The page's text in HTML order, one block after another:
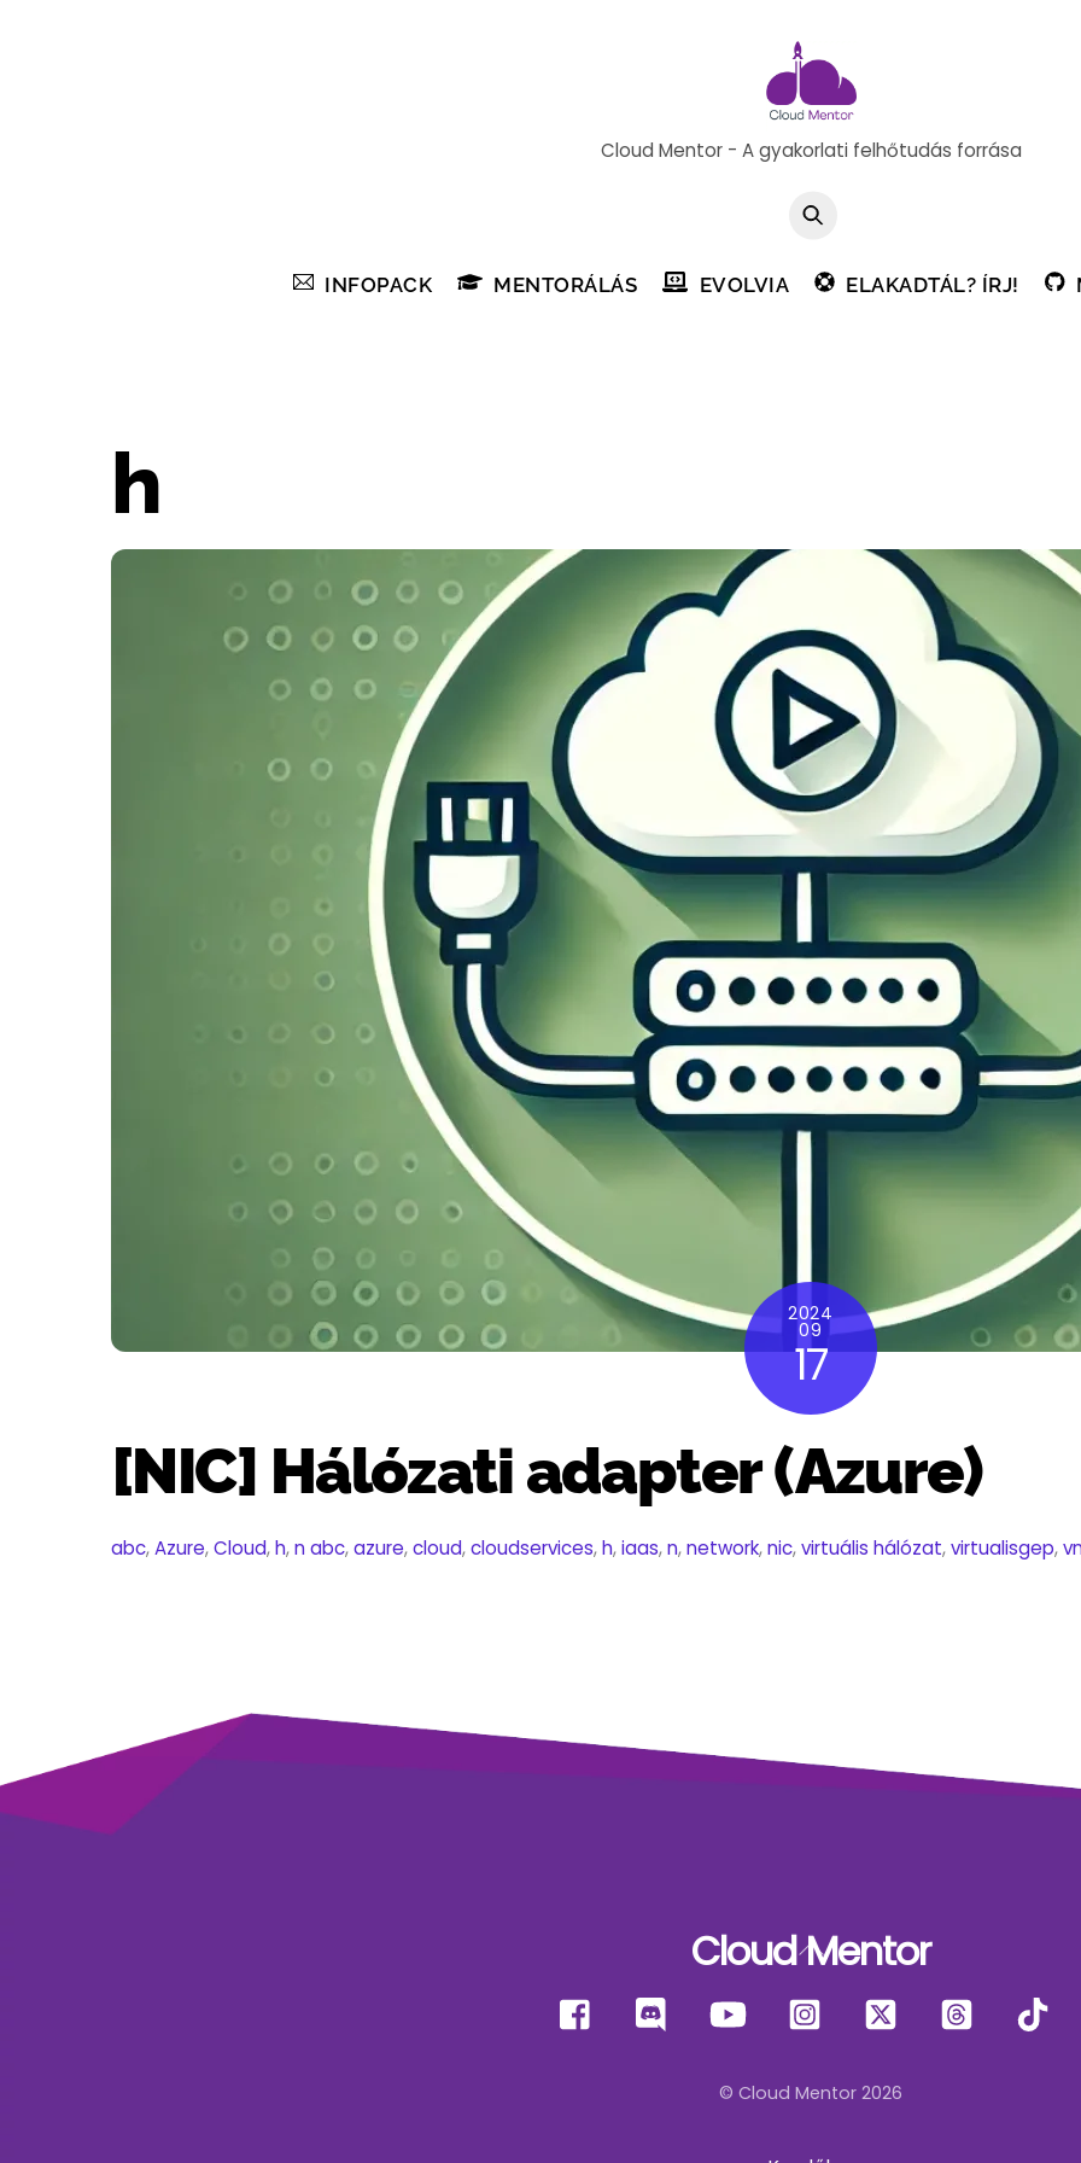
Cloud Mentor - A gyakorlati felhőtudás forrása
INFOPACK MENTORÁLÁS EVOLVIA ELAKADTÁL? ÍRJ!
h
2024
09
17
[NIC] Hálózati adapter (Azure)
abc,Azure,Cloud,h,nabc,azure,cloud,cloudservices,h,iaas,n,network,nic,virtuális hálózat,virtualisgep,
Back
Top
Cloud Mentor
Facebook Discord YouTube Instagram Threads
© Cloud Mentor 2026